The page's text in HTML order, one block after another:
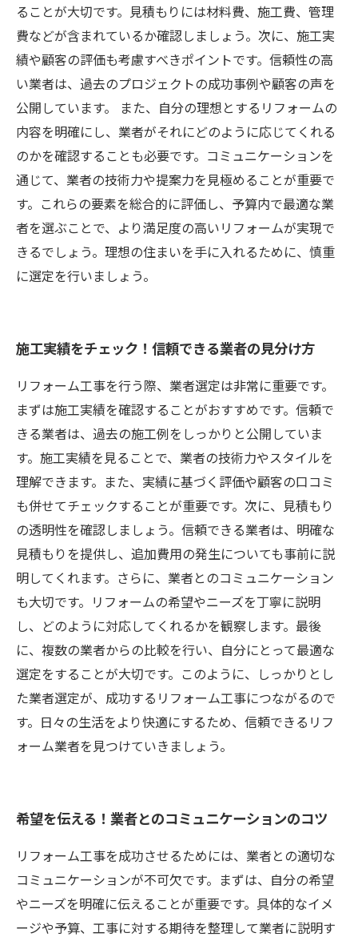
ることが大切です。見積もりには材料費、施工費、管理
費などが含まれているか確認しましょう。次に、施工実
績や顧客の評価も考慮すべきポイントです。信頼性の高
い業者は、過去のプロジェクトの成功事例や顧客の声を
公開しています。 また、自分の理想とするリフォームの
内容を明確にし、業者がそれにどのように応じてくれる
のかを確認することも必要です。コミュニケーションを
通じて、業者の技術力や提案力を見極めることが重要で
す。これらの要素を総合的に評価し、予算内で最適な業
者を選ぶことで、より満足度の高いリフォームが実現で
きるでしょう。理想の住まいを手に入れるために、慎重
に選定を行いましょう。
施工実績をチェック！信頼できる業者の見分け方
リフォーム工事を行う際、業者選定は非常に重要です。
まずは施工実績を確認することがおすすめです。信頼で
きる業者は、過去の施工例をしっかりと公開していま
す。施工実績を見ることで、業者の技術力やスタイルを
理解できます。また、実績に基づく評価や顧客の口コミ
も併せてチェックすることが重要です。次に、見積もり
の透明性を確認しましょう。信頼できる業者は、明確な
見積もりを提供し、追加費用の発生についても事前に説
明してくれます。さらに、業者とのコミュニケーション
も大切です。リフォームの希望やニーズを丁寧に説明
し、どのように対応してくれるかを観察します。最後
に、複数の業者からの比較を行い、自分にとって最適な
選定をすることが大切です。このように、しっかりとし
た業者選定が、成功するリフォーム工事につながるので
す。日々の生活をより快適にするため、信頼できるリフ
ォーム業者を見つけていきましょう。
希望を伝える！業者とのコミュニケーションのコツ
リフォーム工事を成功させるためには、業者との適切な
コミュニケーションが不可欠です。まずは、自分の希望
やニーズを明確に伝えることが重要です。具体的なイメ
ージや予算、工事に対する期待を整理して業者に説明す